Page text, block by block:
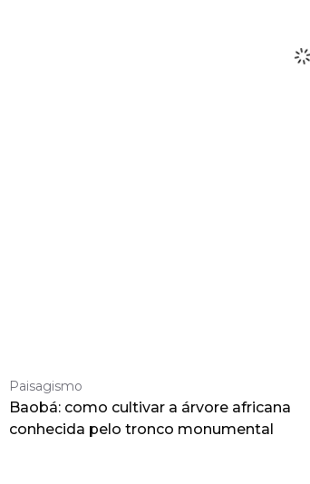
Paisagismo
Baobá: como cultivar a árvore africana
conhecida pelo tronco monumental